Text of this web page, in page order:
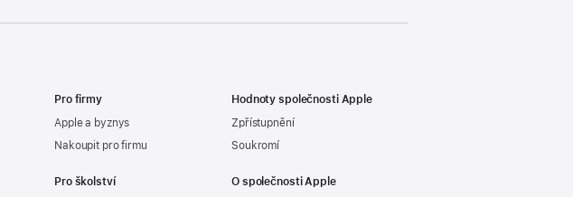
Pro firmy
Apple a byznys
Nakoupit pro firmu
Pro školství
Hodnoty společnosti Apple
Zpřístupnění
Soukromí
O společnosti Apple